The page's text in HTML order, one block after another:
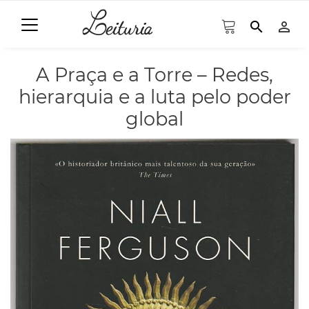
search person_outline
A Praça e a Torre – Redes,
hierarquia e a luta pelo poder
global